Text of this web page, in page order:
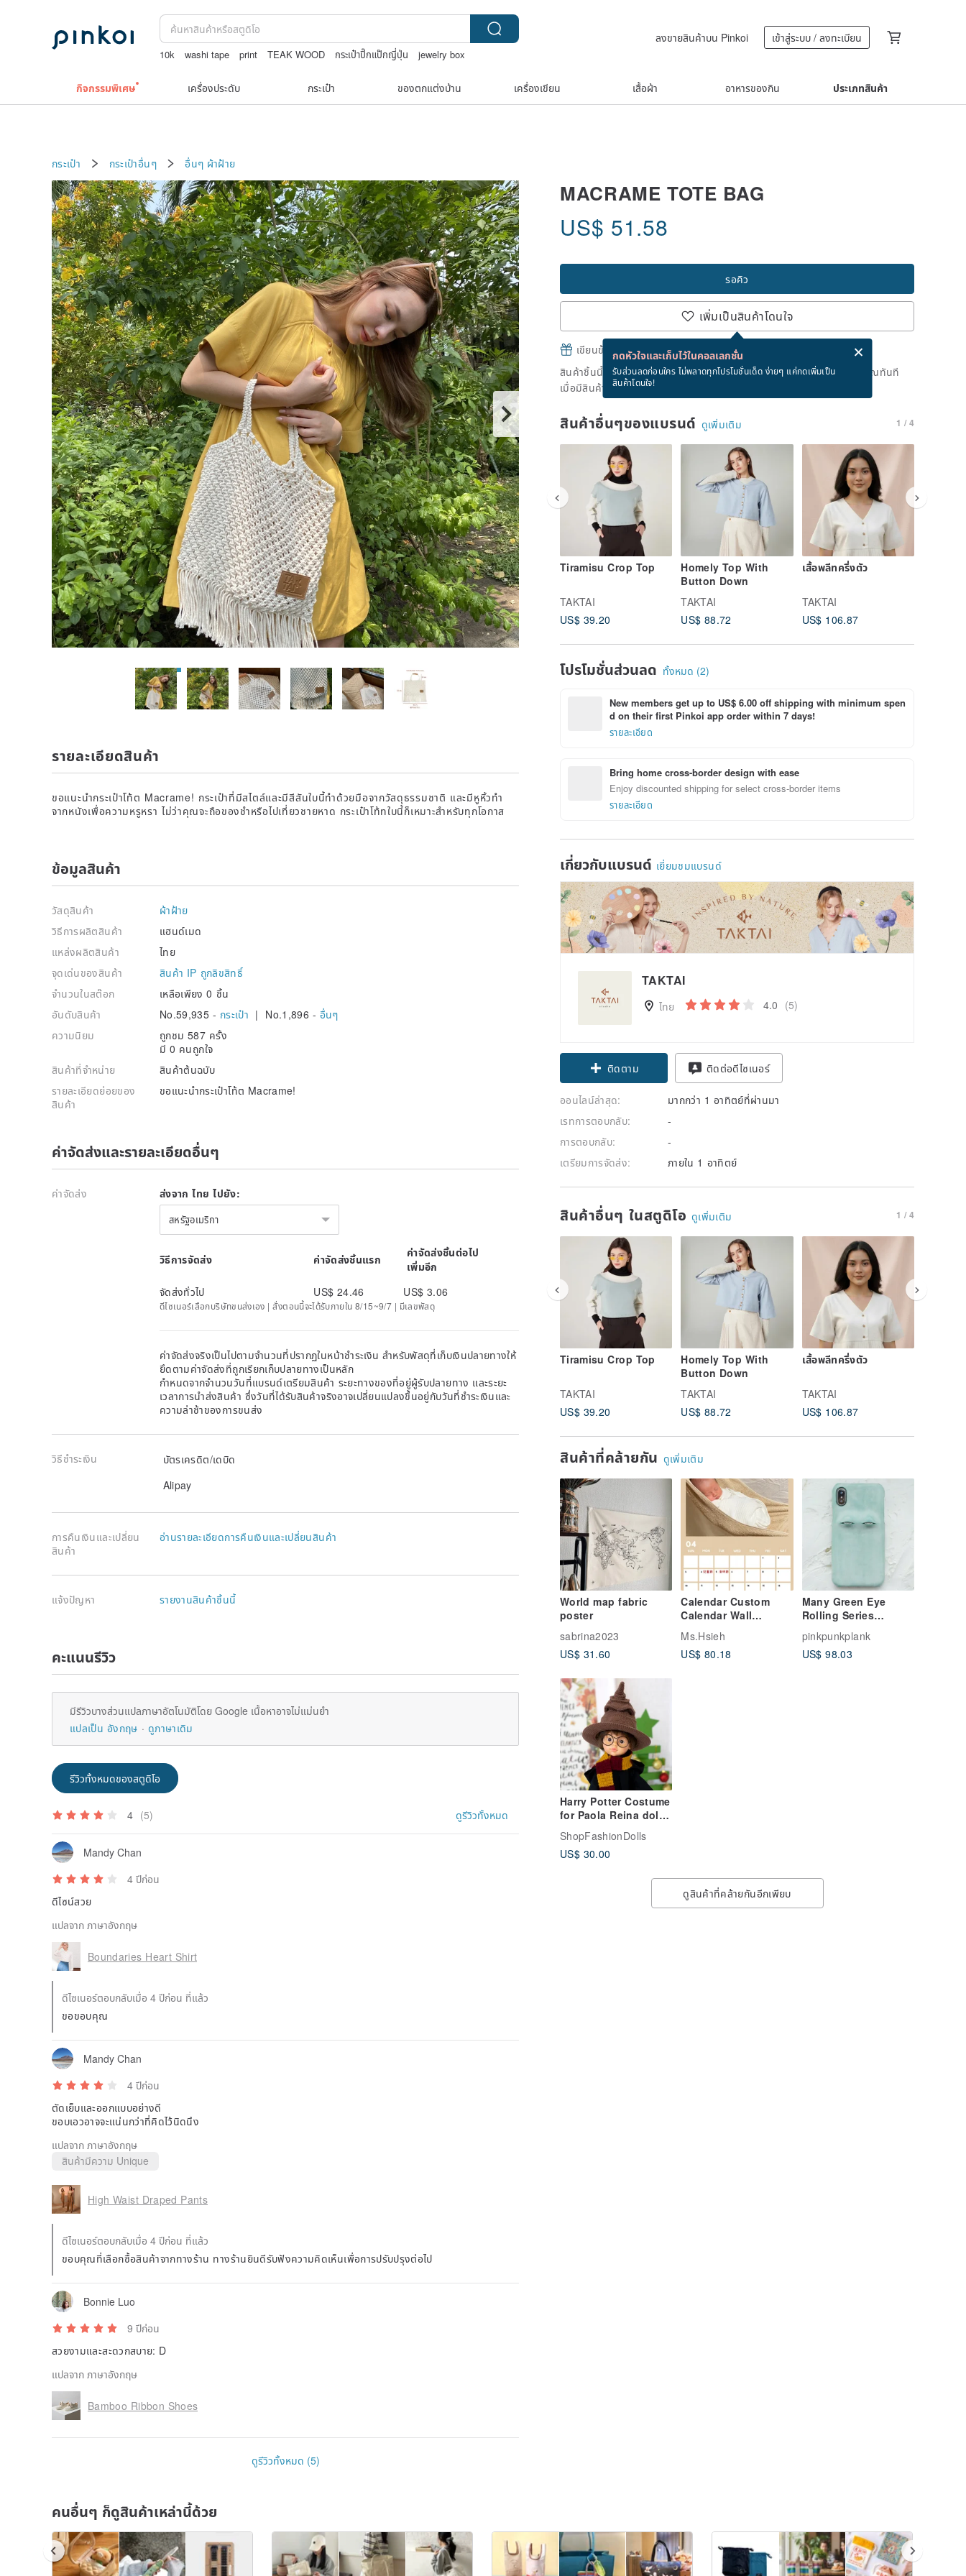
10k washi tape print TEAK WOOD กระเป๋าปิ๊กแป๊กญี่ปุ่น
jewelry box
ลงขายสินค้าบน Pinkoi เข้าสู่ระบบ / ลงทะเบียน
กิจกรรมพิเศษ เครื่องประดับ กระเป๋า ของตกแต่งบ้าน เครื่องเขียน เสื้อผ้า อาหารของกิน ประเภทสินค้า
กระเป๋า กระเป๋าอื่นๆ อื่นๆ ผ้าฝ้าย
MACRAME TOTE BAG
US$ 51.58
รอคิว
เพิ่มเป็นสินค้าโดนใจ
กดหัวใจและเก็บไว้ในคอลเลกชั่น
รับส่วนลดก่อนใคร ไม่พลาดทุกโปรโมชั่นเด็ด ง่ายๆ แค่กดเพิ่มเป็น
สินค้าโดนใจ!
เขียนข้อความและส่ง eCard ฟรีเมื่อซื้อสินค้า!
สินค้าชิ้นนี้ขายหมดแล้ว แต่คุณสามารถกดปุ่ม "รอคิว" และเราจะแจ้งเตือนคุณทันที
เมื่อมีสินค้าพร้อมขาย
สินค้าอื่นๆของแบรนด์ ดูเพิ่มเติม 1 / 4
Tiramisu Crop Top
TAKTAI
US$ 39.20
Homely Top With
Button Down
TAKTAI
US$ 88.72
เสื้อพลีทครึ่งตัว
TAKTAI
US$ 106.87
โปรโมชั่นส่วนลด ทั้งหมด (2)
New members get up to US$ 6.00 off shipping with minimum spen
d on their first Pinkoi app order within 7 days!
รายละเอียด
Bring home cross-border design with ease
Enjoy discounted shipping for select cross-border items
รายละเอียด
เกี่ยวกับแบรนด์ เยี่ยมชมแบรนด์
TAKTAI
ไทย 4.0 (5)
ติดตาม ติดต่อดีไซเนอร์
ออนไลน์ล่าสุด:
มากกว่า 1 อาทิตย์ที่ผ่านมา
เรทการตอบกลับ:
-
การตอบกลับ:
-
เตรียมการจัดส่ง:
ภายใน 1 อาทิตย์
สินค้าอื่นๆ ในสตูดิโอ ดูเพิ่มเติม 1 / 4
Tiramisu Crop Top
TAKTAI
US$ 39.20
Homely Top With
Button Down
TAKTAI
US$ 88.72
เสื้อพลีทครึ่งตัว
TAKTAI
US$ 106.87
สินค้าที่คล้ายกัน ดูเพิ่มเติม
World map fabric
poster
sabrina2023
US$ 31.60
Calendar Custom
Calendar Wall
Calendar Yearly
Calendar
Ms.Hsieh
US$ 80.18
Many Green Eye
Rolling Series
Handmade Leather
iPhone Case
Protective Cover
pinkpunkplank
US$ 98.03
Harry Potter Costume
for Paola Reina doll,
Siblies doll (33 cm/13
inch)
ShopFashionDolls
US$ 30.00
ดูสินค้าที่คล้ายกันอีกเพียบ
รายละเอียดสินค้า
ขอแนะนำกระเป๋าโท้ต Macrame! กระเป๋าที่มีสไตล์และมีสีสันใบนี้ทำด้วยมือจากวัสดุธรรมชาติ และมีหูหิ้วทำ
จากหนังเพื่อความหรูหรา ไม่ว่าคุณจะถือของชำหรือไปเที่ยวชายหาด กระเป๋าโท้ทใบนี้ก็เหมาะสำหรับทุกโอกาส
ข้อมูลสินค้า
วัสดุสินค้า
ผ้าฝ้าย
วิธีการผลิตสินค้า
แฮนด์เมด
แหล่งผลิตสินค้า
ไทย
จุดเด่นของสินค้า
สินค้า IP ถูกลิขสิทธิ์
จำนวนในสต๊อก
เหลือเพียง 0 ชิ้น
อันดับสินค้า
No.59,935 - กระเป๋า | No.1,896 - อื่นๆ
ความนิยม
ถูกชม 587 ครั้ง
มี 0 คนถูกใจ
สินค้าที่จำหน่าย
สินค้าต้นฉบับ
รายละเอียดย่อยของ
สินค้า
ขอแนะนำกระเป๋าโท้ต Macrame!
ค่าจัดส่งและรายละเอียดอื่นๆ
ค่าจัดส่ง ส่งจาก ไทย ไปยัง:
สหรัฐอเมริกา
วิธีการจัดส่ง ค่าจัดส่งชิ้นแรก
ค่าจัดส่งชิ้นต่อไป
เพิ่มอีก
จัดส่งทั่วไป
US$ 24.46 US$ 3.06
ดีไซเนอร์เลือกบริษัทขนส่งเอง | สั่งตอนนี้จะได้รับภายใน 8/15~9/7 | มีเลขพัสดุ
ค่าจัดส่งจริงเป็นไปตามจำนวนที่ปรากฏในหน้าชำระเงิน สำหรับพัสดุที่เก็บเงินปลายทางให้
ยึดตามค่าจัดส่งที่ถูกเรียกเก็บปลายทางเป็นหลัก
กำหนดจากจำนวนวันที่แบรนด์เตรียมสินค้า ระยะทางของที่อยู่ผู้รับปลายทาง และระยะ
เวลาการนำส่งสินค้า ซึ่งวันที่ได้รับสินค้าจริงอาจเปลี่ยนแปลงขึ้นอยู่กับวันที่ชำระเงินและ
ความล่าช้าของการขนส่ง
วิธีชำระเงิน
บัตรเครดิต/เดบิด
Alipay
การคืนเงินและเปลี่ยน
สินค้า
อ่านรายละเอียดการคืนเงินและเปลี่ยนสินค้า
แจ้งปัญหา รายงานสินค้าชิ้นนี้
คะแนนรีวิว
มีรีวิวบางส่วนแปลภาษาอัตโนมัติโดย Google เนื้อหาอาจไม่แม่นยำ
แปลเป็น อังกฤษ
ดูภาษาเดิม
รีวิวทั้งหมดของสตูดิโอ
4 (5) ดูรีวิวทั้งหมด
Mandy Chan
4 ปีก่อน
ดีไซน์สวย
แปลจาก ภาษาอังกฤษ
Boundaries Heart Shirt
ดีไซเนอร์ตอบกลับเมื่อ 4 ปีก่อน ที่แล้ว
ขอขอบคุณ
Mandy Chan
4 ปีก่อน
ตัดเย็บและออกแบบอย่างดี
ขอบเอวอาจจะแน่นกว่าที่คิดไว้นิดนึง
แปลจาก ภาษาอังกฤษ
สินค้ามีความ Unique
High Waist Draped Pants
ดีไซเนอร์ตอบกลับเมื่อ 4 ปีก่อน ที่แล้ว
ขอบคุณที่เลือกซื้อสินค้าจากทางร้าน ทางร้านยินดีรับฟังความคิดเห็นเพื่อการปรับปรุงต่อไป
Bonnie Luo
9 ปีก่อน
สวยงามและสะดวกสบาย: D
แปลจาก ภาษาอังกฤษ
Bamboo Ribbon Shoes
ดูรีวิวทั้งหมด (5)
คนอื่นๆ ก็ดูสินค้าเหล่านี้ด้วย